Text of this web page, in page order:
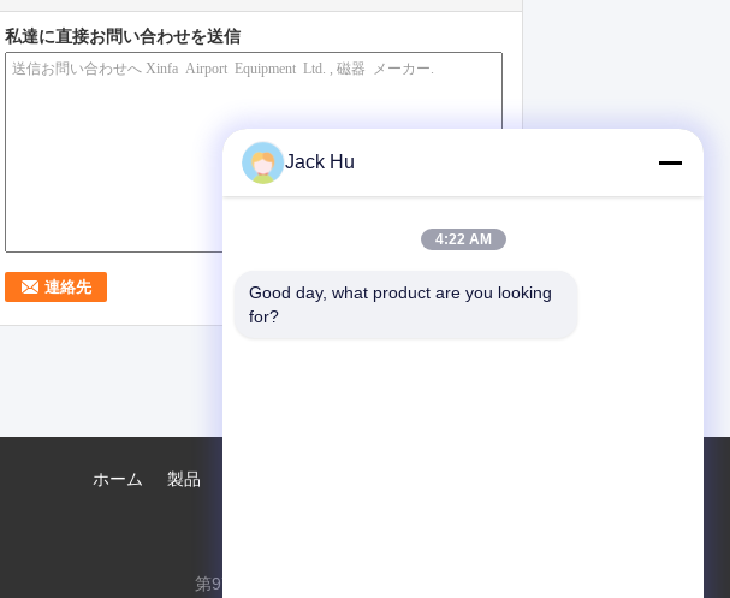
私達に直接お問い合わせを送信
製品
ホーム
第97昌平の道、Shaheの町、昌平区、北
Jack Hu
4:22 AM
Good day, what product are you looking
for?